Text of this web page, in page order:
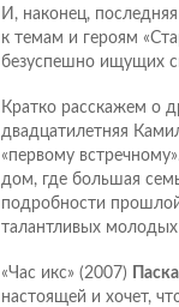
И, наконец,
к темам и героям
безуспешно ищущих
Кратко расскажем о
двадцатилетняя
«первому
дом, где большая
подробности
талантливых
«Час икс» (2007)
настоящей и хочет,